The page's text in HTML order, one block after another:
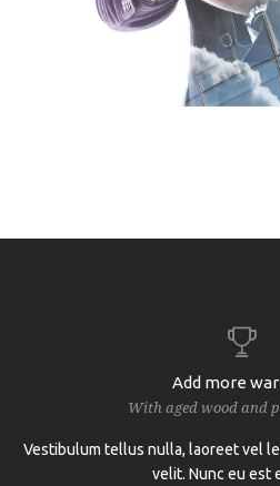
Add more
With aged wood and
Vestibulum tellus nulla, laoreet vel
velit. Nunc eu est